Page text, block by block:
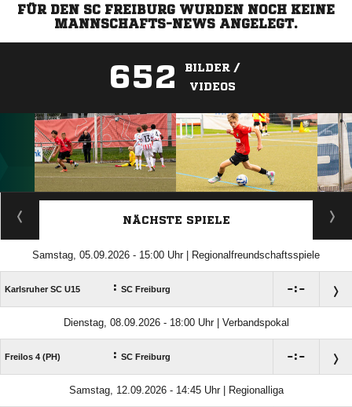
FÜR DEN SC FREIBURG WURDEN NOCH KEINE
MANNSCHAFTS-NEWS ANGELEGT.
652
BILDER /
VIDEOS
ANZEIGE
NÄCHSTE SPIELE
Samstag, 05.09.2026 - 15:00 Uhr | Regionalfreundschaftsspiele
Karlsruher SC U15 : SC Freiburg :
Dienstag, 08.09.2026 - 18:00 Uhr | Verbandspokal
Freilos 4 (PH) : SC Freiburg :
Samstag, 12.09.2026 - 14:45 Uhr | Regionalliga